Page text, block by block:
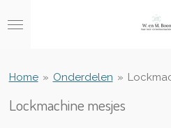
direct
hoofdinhoud
Home » Onderdelen »
Lockmachine mesjes